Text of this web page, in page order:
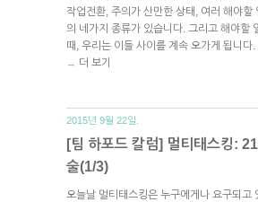
작업전환, 주의가 산만한 상태, 여러 해야할
의 네가지 종류가 있습니다. 그리고 해야할
때, 우리는 이들 사이를 계속 오가게 됩니다.
→ 더 보기
2015년 9월 22일.
[팀 하포드 칼럼] 멀티태스킹:
술(1/3)
오늘날 멀티태스킹은 누구에게나 요구되고